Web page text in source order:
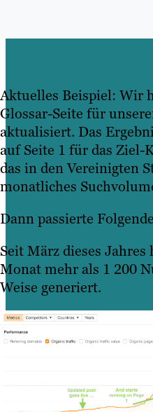
Aktuelles Beispiel: Wir
Glossar-Seite für
aktualisiert. Das
auf Seite 1 für das Ziel-
das in den Vereinigten
monatliches
Dann passierte
Seit März dieses
Monat mehr als 1 200
Weise generiert.